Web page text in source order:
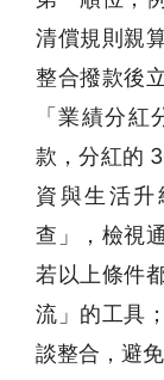
清償規則親
整合撥款後
「業績分
款，分紅的
資與生活升
查」，檢視
若以上條件
流」的工具
談整合，避